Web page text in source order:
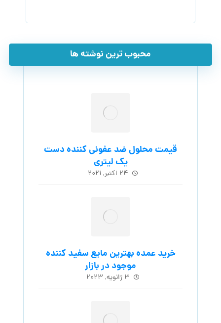
محبوب ترین نوشته ها
قیمت محلول ضد عفونی کننده دست
یک لیتری
۲۴ اکتبر, ۲۰۲۱
خرید عمده بهترین مایع سفید کننده
موجود در بازار
۳ ژانویه, ۲۰۲۳